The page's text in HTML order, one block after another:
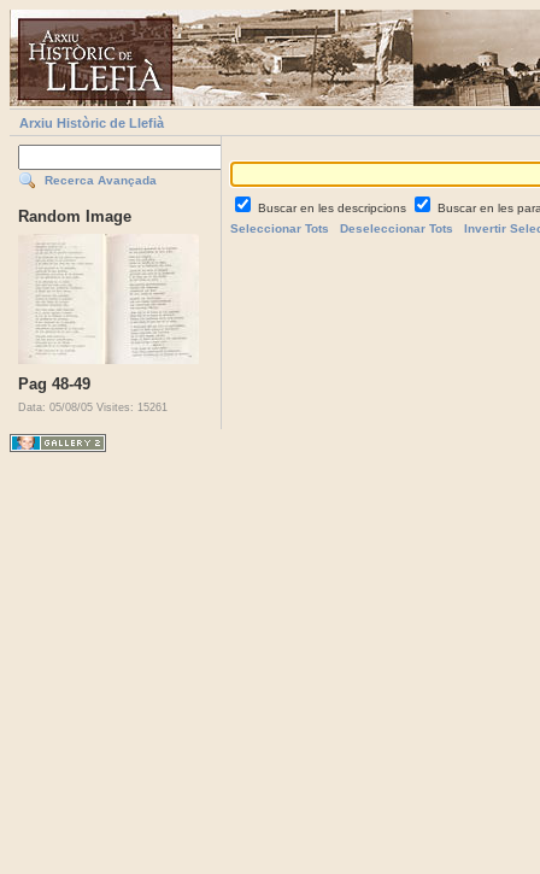
Arxiu Històric de Llefià
Recerca Avançada
Random Image
Pag 48-49
Data: 05/08/05 Visites: 15261
Buscar en les descripcions
Buscar en les
Seleccionar Tots
Deseleccionar Tots Invertir